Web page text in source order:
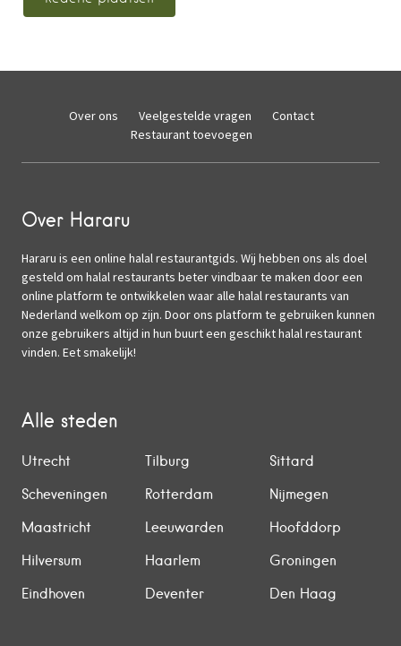
Over ons Veelgestelde vragen
Contact
Restaurant toevoegen
Over Hararu
Hararu is een online halal restaurantgids. Wij hebben ons als doel
gesteld om halal restaurants beter vindbaar te maken door een
online platform te ontwikkelen waar alle halal restaurants van
Nederland welkom op zijn. Door ons platform te gebruiken kunnen
onze gebruikers altijd in hun buurt een geschikt halal restaurant
vinden. Eet smakelijk!
Alle steden
Utrecht Tilburg
Sittard
Scheveningen
Rotterdam
Nijmegen
Maastricht
Leeuwarden
Hoofddorp
Hilversum
Haarlem
Groningen
Eindhoven
Deventer Den Haag